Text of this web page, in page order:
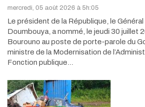
mercredi, 05 août 2026 à 5h:05
Le président de la République, le Général
Doumbouya, a nommé, le jeudi 30 juillet
Bourouno au poste de porte-parole du
ministre de la Modernisation de
Fonction publique…